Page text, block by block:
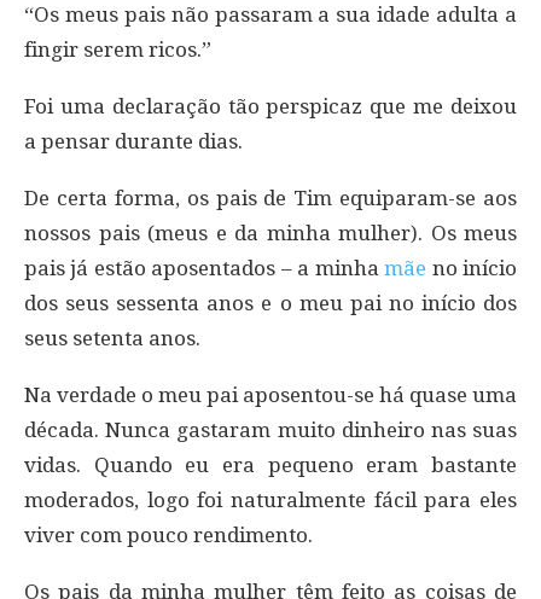
“Os meus pais não passaram a sua idade adulta a
fingir serem ricos.”
Foi uma declaração tão perspicaz que me deixou
a pensar durante dias.
De certa forma, os pais de Tim equiparam-se aos
nossos pais (meus e da minha mulher). Os meus
pais já estão aposentados – a minhamãe no início
dos seus sessenta anos e o meu pai no início dos
seus setenta anos.
Na verdade o meu pai aposentou-se há quase uma
década. Nunca gastaram muito dinheiro nas suas
vidas. Quando eu era pequeno eram bastante
moderados, logo foi naturalmente fácil para eles
viver com pouco rendimento.
Os pais da minha mulher têm feito as coisas de